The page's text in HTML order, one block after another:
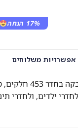
17% הנחה
אפשרויות משלוחים
כוכבי
ילדים, ולחדרי